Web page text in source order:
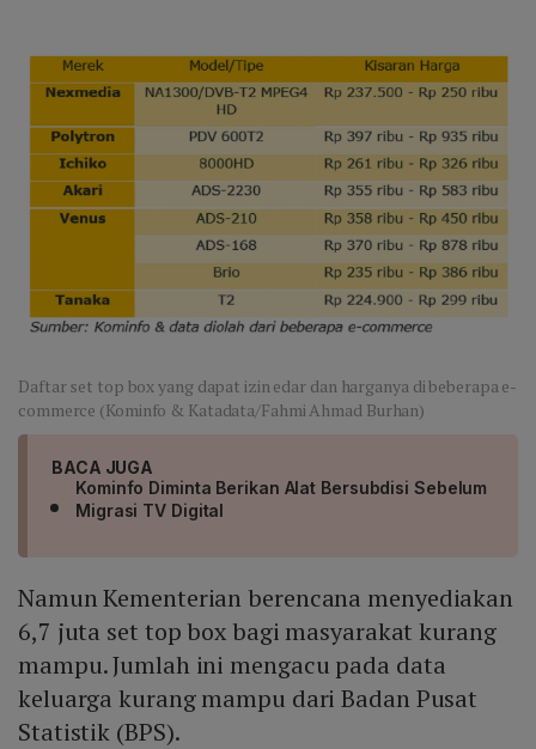
Daftar set top box yang dapat izin edar dan harganya di beberapa e-
commerce (Kominfo & Katadata/Fahmi Ahmad Burhan)
BACA JUGA
Kominfo Diminta Berikan Alat Bersubdisi Sebelum
Migrasi TV Digital
Namun Kementerian berencana menyediakan
6,7 juta set top box bagi masyarakat kurang
mampu. Jumlah ini mengacu pada data
keluarga kurang mampu dari Badan Pusat
Statistik (BPS).